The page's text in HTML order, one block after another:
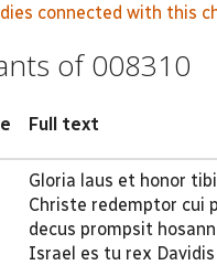
connected with this
of 008310
Full text
Gloria laus et honor
Christe redemptor cui
decus prompsit
Israel es tu rex